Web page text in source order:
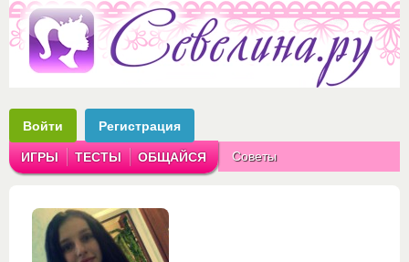
Войти Регистрация
ИГРЫ ТЕСТЫ ОБЩАЙСЯ Советы